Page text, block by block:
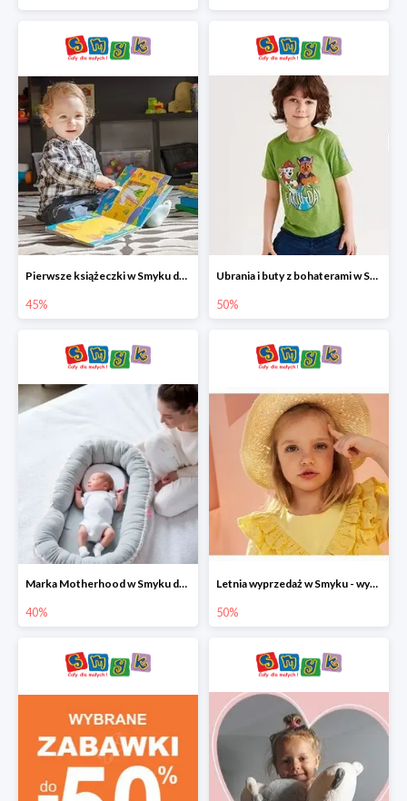
Pierwsze książeczki w Smyku do -45%
45%
Ubrania i buty z bohaterami w Smyku do -50%
50%
Marka Motherhood w Smyku do -40%
40%
Letnia wyprzedaż w Smyku - wybrane ubrania i buty do -50%
50%